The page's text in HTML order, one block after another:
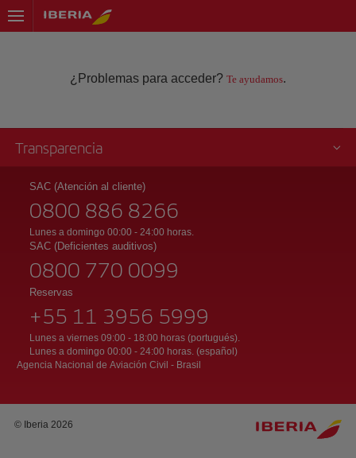
¿Problemas para acceder? Te ayudamos.
Transparencia
SAC (Atención al cliente)
0800 886 8266
Lunes a domingo 00:00 - 24:00 horas.
SAC (Deficientes auditivos)
0800 770 0099
Reservas
+55 11 3956 5999
Lunes a viernes 09:00 - 18:00 horas (portugués).
Lunes a domingo 00:00 - 24:00 horas. (español)
Agencia Nacional de Aviación Civil - Brasil
© Iberia 2026